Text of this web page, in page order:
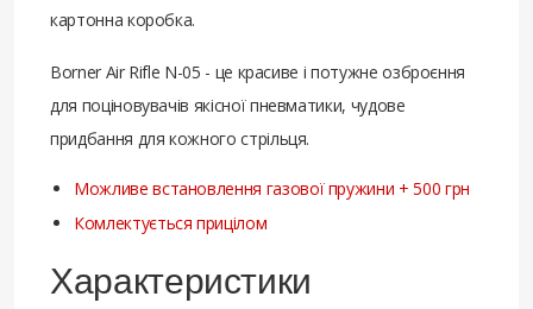
картонна коробка.
Borner Air Rifle N-05 - це красиве і потужне озброєння
для поціновувачів якісної пневматики, чудове
придбання для кожного стрільця.
Можливе встановлення газової пружини + 500 грн
Комлектується прицілом
Характеристики